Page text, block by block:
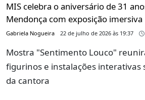
MIS celebra o aniversário de 31
Mendonça com exposição imersiva
Gabriela Nogueira 22 de julho de 2026 às 19:37
Mostra "Sentimento Louco"
figurinos e instalações interativas
da cantora